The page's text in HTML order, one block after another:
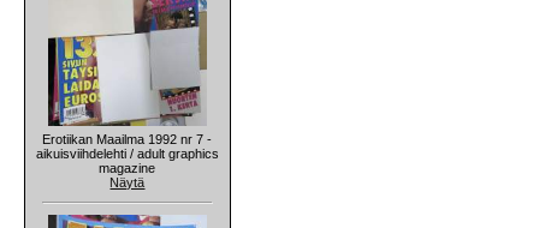
Erotiikan Maailma 1992 nr 7 -
aikuisviihdelehti / adult graphics
magazine
Näytä